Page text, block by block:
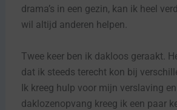
drama’s in een gezin, kan ik heel
wil altijd anderen helpen.
Twee keer ben ik dakloos geraakt.
dat ik steeds terecht kon bij
Ik kreeg hulp voor mijn verslaving
daklozenopvang kreeg ik een paar